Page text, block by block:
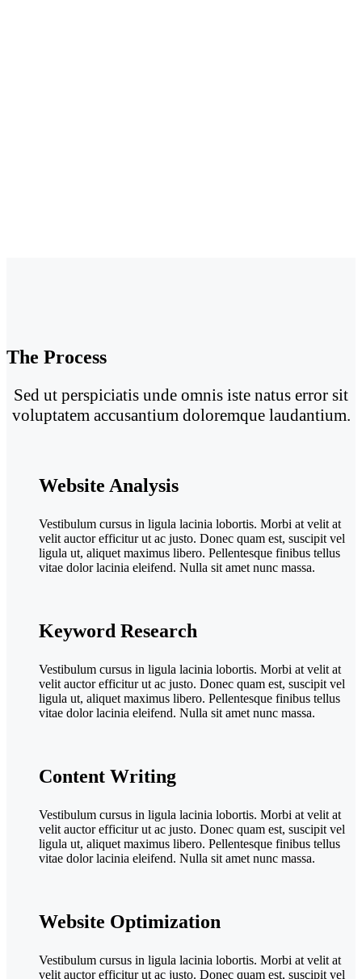
The Process
Sed ut perspiciatis unde omnis iste natus error sit
voluptatem accusantium doloremque laudantium.
Website Analysis
Vestibulum cursus in ligula lacinia lobortis. Morbi at velit at
velit auctor efficitur ut ac justo. Donec quam est, suscipit vel
ligula ut, aliquet maximus libero. Pellentesque finibus tellus
vitae dolor lacinia eleifend. Nulla sit amet nunc massa.
Keyword Research
Vestibulum cursus in ligula lacinia lobortis. Morbi at velit at
velit auctor efficitur ut ac justo. Donec quam est, suscipit vel
ligula ut, aliquet maximus libero. Pellentesque finibus tellus
vitae dolor lacinia eleifend. Nulla sit amet nunc massa.
Content Writing
Vestibulum cursus in ligula lacinia lobortis. Morbi at velit at
velit auctor efficitur ut ac justo. Donec quam est, suscipit vel
ligula ut, aliquet maximus libero. Pellentesque finibus tellus
vitae dolor lacinia eleifend. Nulla sit amet nunc massa.
Website Optimization
Vestibulum cursus in ligula lacinia lobortis. Morbi at velit at
velit auctor efficitur ut ac justo. Donec quam est, suscipit vel